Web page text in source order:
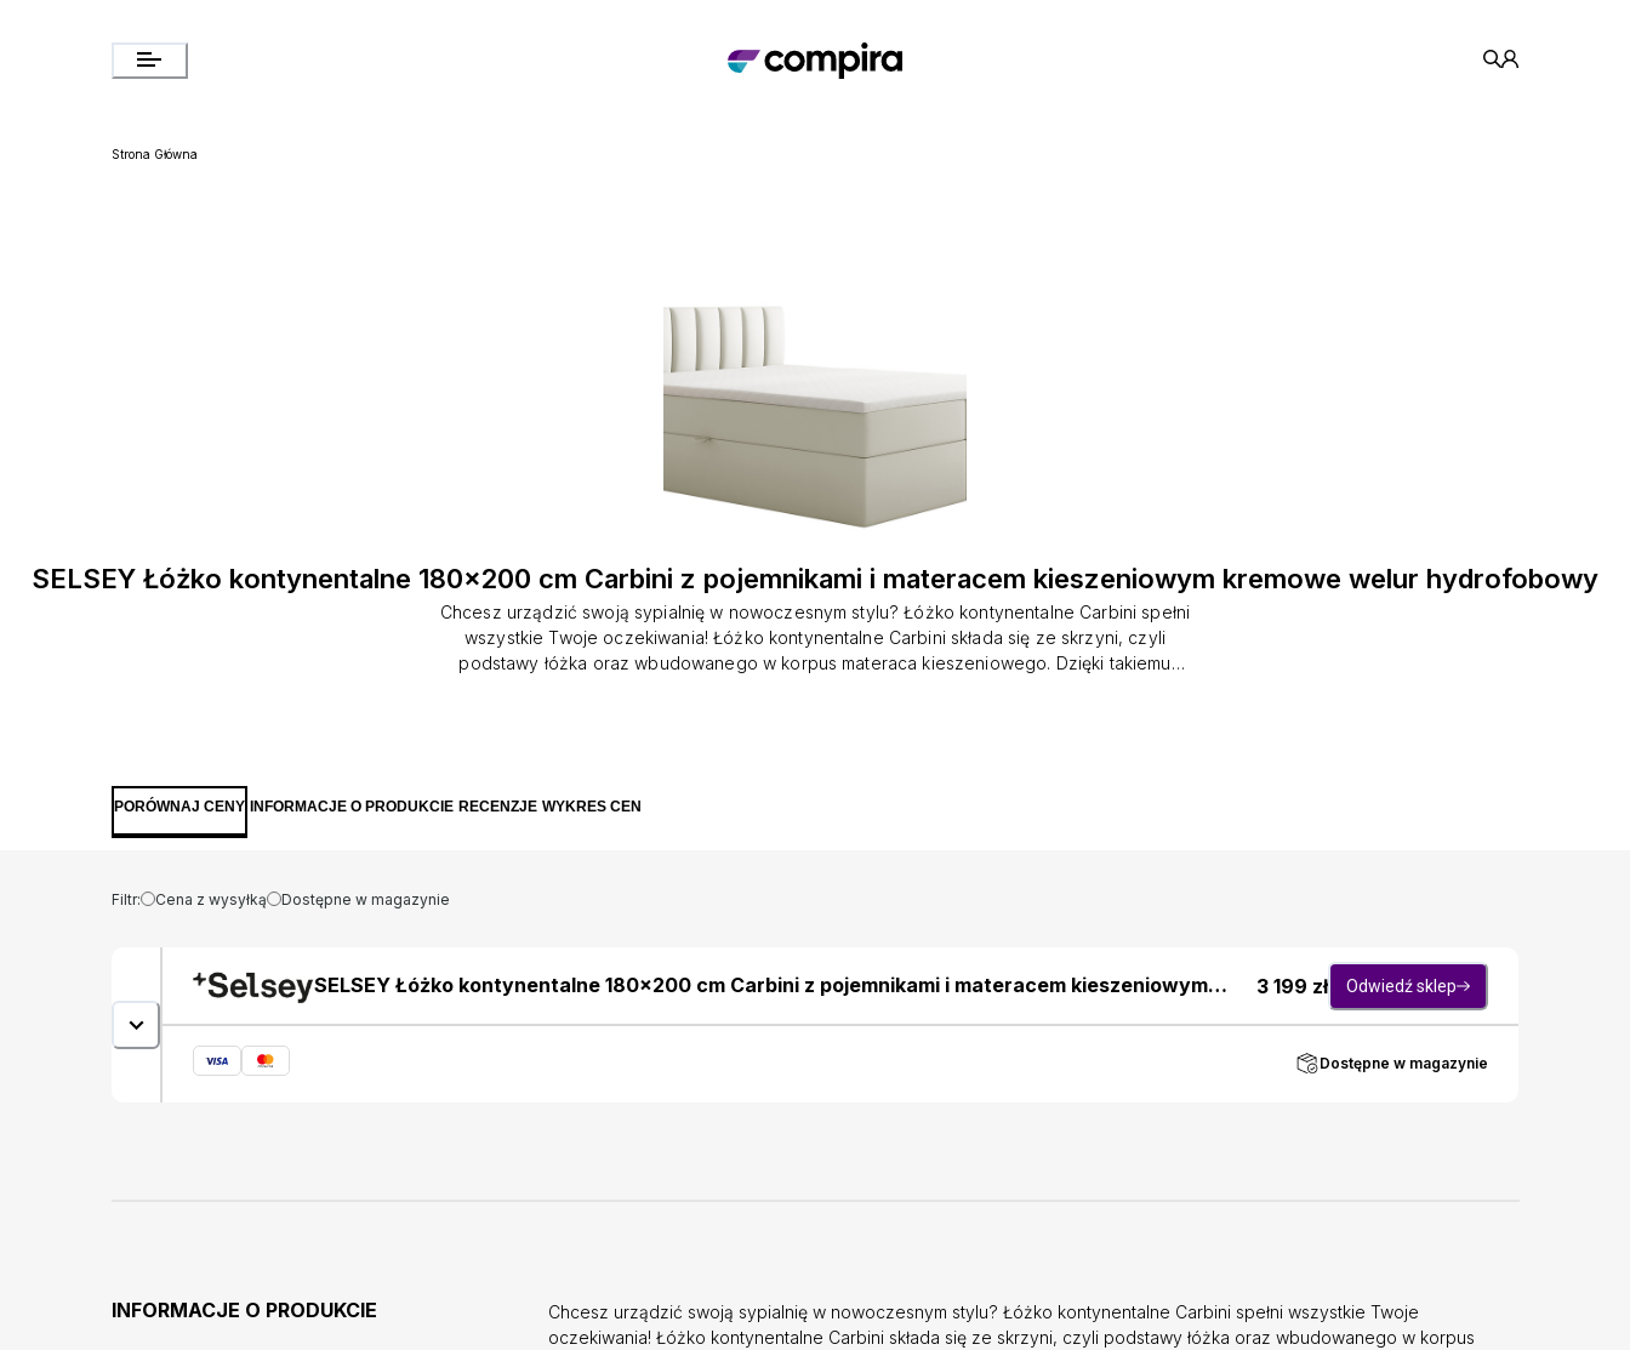
Strona Główna
SELSEY Łóżko kontynentalne 180x200 cm Carbini z pojemnikami i materacem kieszeniowym kremowe welur hydrofobowy
Chcesz urządzić swoją sypialnię w nowoczesnym stylu? Łóżko kontynentalne Carbini spełni
wszystkie Twoje oczekiwania! Łóżko kontynentalne Carbini składa się ze skrzyni, czyli
podstawy łóżka oraz wbudowanego w korpus materaca kieszeniowego. Dzięki takiemu
Szczegóły produktu: powierzchnia spania: 180x200 cm łóżko wykonane zostało w tkaninie
PORÓWNAJ CENY INFORMACJE O PRODUKCIE RECENZJE WYKRES CEN
Filtr: Cena z wysyłką Dostępne w magazynie
SELSEY Łóżko kontynentalne 180x200 cm Carbini z pojemnikami i materacem kieszeniowym
3 199 zł Odwiedź sklep
Dostępne w magazynie
INFORMACJE O PRODUKCIE
Chcesz urządzić swoją sypialnię w nowoczesnym stylu? Łóżko kontynentalne Carbini spełni wszystkie Twoje
oczekiwania! Łóżko kontynentalne Carbini składa się ze skrzyni, czyli podstawy łóżka oraz wbudowanego w korpus